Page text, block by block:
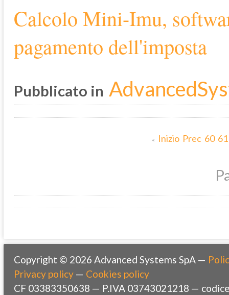
Calcolo Mini-Imu,
pagamento dell'imposta
Pubblicato in
« Inizio Prec 60 61
Copyright © 2026 Advanced Systems SpA —
Privacy policy — Cookies policy
CF 03383350638 — P.IVA 03743021218 —